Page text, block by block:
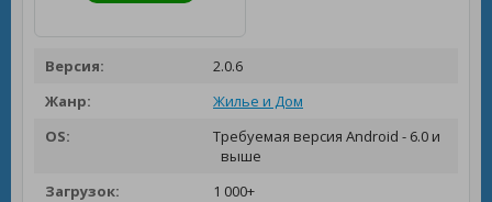
Версия:
2.0.6
Жанр:
Жилье и Дом
OS:
Требуемая версия Android - 6.0 и
выше
Загрузок:
1 000+